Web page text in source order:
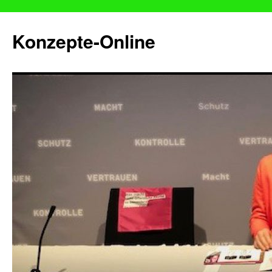
Konzepte-Online